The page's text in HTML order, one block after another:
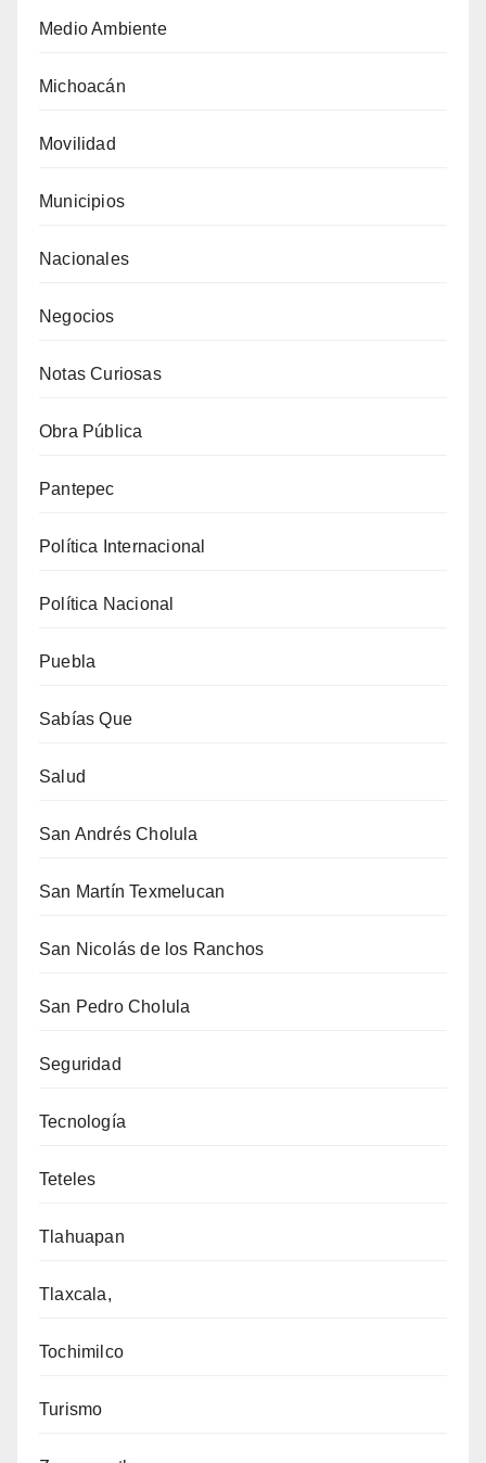
Medio Ambiente
Michoacán
Movilidad
Municipios
Nacionales
Negocios
Notas Curiosas
Obra Pública
Pantepec
Política Internacional
Política Nacional
Puebla
Sabías Que
Salud
San Andrés Cholula
San Martín Texmelucan
San Nicolás de los Ranchos
San Pedro Cholula
Seguridad
Tecnología
Teteles
Tlahuapan
Tlaxcala,
Tochimilco
Turismo